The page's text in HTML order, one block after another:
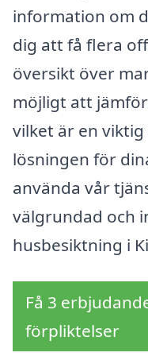
information om
dig att få flera
översikt över
möjligt att
vilket är en
lösningen för
använda vår
välgrundad och
husbesiktning i
Få 3
förpliktelser